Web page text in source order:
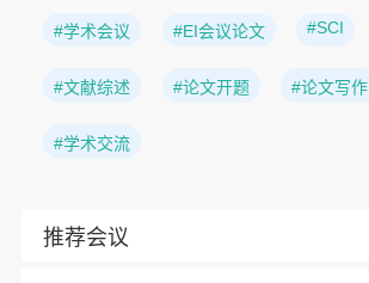
#学术会议 #EI会议论文 #SCI
#文献综述 #论文开题 #论文写作
#学术交流
推荐会议